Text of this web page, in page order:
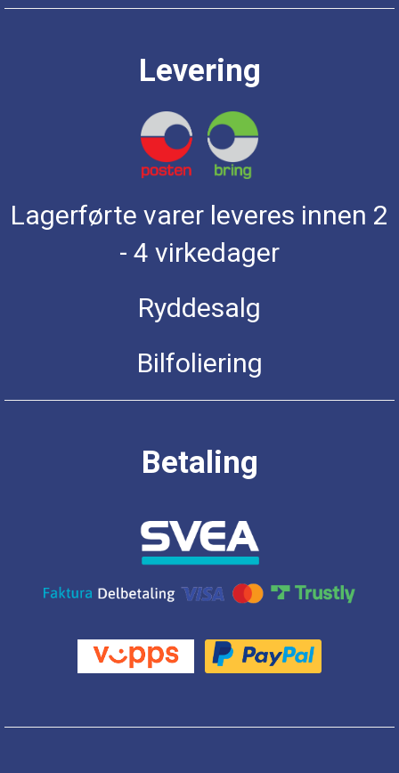
Levering
Lagerførte varer leveres innen 2
- 4 virkedager
Ryddesalg
Bilfoliering
Betaling